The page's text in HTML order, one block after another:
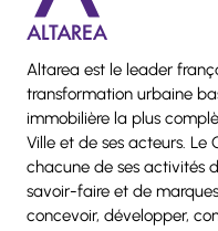
Altarea est le leader
transformation urbaine
immobilière la plus
Ville et de ses acteurs. Le
chacune de ses activités
savoir-faire et de
concevoir, développer,